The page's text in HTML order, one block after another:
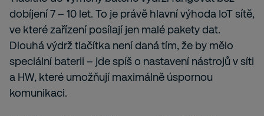
dobíjení 7 – 10 let. To je právě hlavní výhoda IoT sítě,
ve které zařízení posílají jen malé pakety dat.
Dlouhá výdrž tlačítka není daná tím, že by mělo
speciální baterii – jde spíš o nastavení nástrojů v síti
a HW, které umožňují maximálně úspornou
komunikaci.